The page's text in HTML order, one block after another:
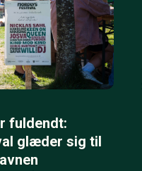
fuldendt:
glæder sig til